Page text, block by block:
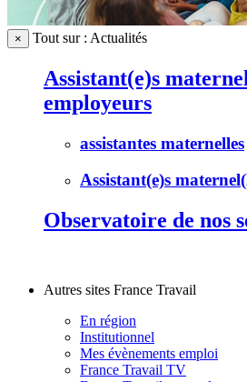
× Tout sur : Actualités
Assistant(e)s
employeurs
assistantes maternelles
Assistant(e)s
Observatoire de nos
Autres sites France Travail
En région
Institutionnel
Mes évènements emploi
France Travail TV